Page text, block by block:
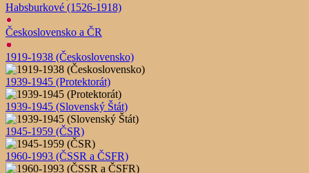
Habsburkové (1526-1918)
Československo a ČR
1919-1938 (Československo)
1939-1945 (Protektorát)
1939-1945 (Slovenský Štát)
1945-1959 (ČSR)
1960-1993 (ČSSR a ČSFR)